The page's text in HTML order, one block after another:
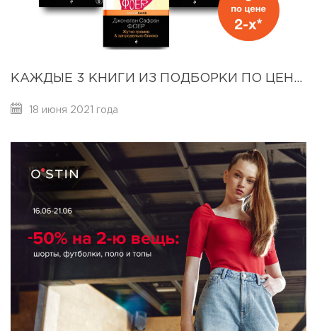
КАЖДЫЕ 3 КНИГИ ИЗ ПОДБОРКИ ПО ЦЕНЕ ДВУХ.
18 июня 2021 года